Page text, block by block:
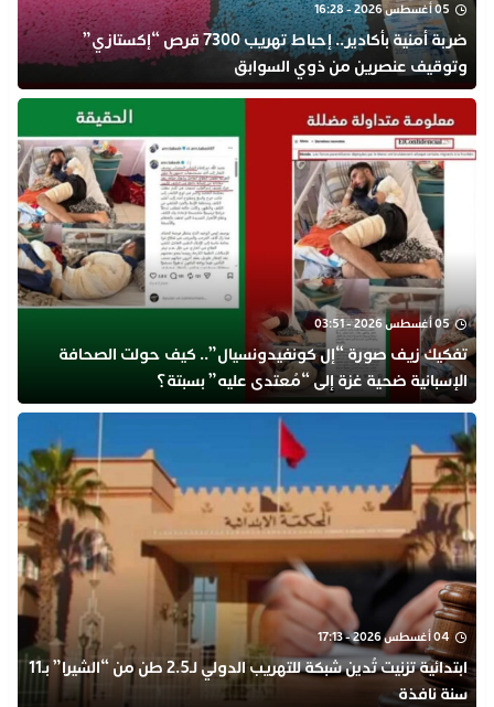
05 أغسطس 2026 - 16:28
ضربة أمنية بأكادير.. إحباط تهريب 7300 قرص “إكستازي”
وتوقيف عنصرين من ذوي السوابق
05 أغسطس 2026 - 03:51
تفكيك زيف صورة “إل كونفيدونسيال”.. كيف حولت الصحافة
الإسبانية ضحية غزة إلى “مُعتدى عليه” بسبتة؟
04 أغسطس 2026 - 17:13
ابتدائية تزنيت تُدين شبكة للتهريب الدولي لـ2.5 طن من “الشيرا” بـ11
سنة نافذة